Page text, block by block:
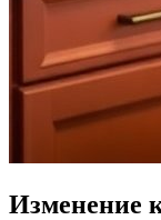
Изменение